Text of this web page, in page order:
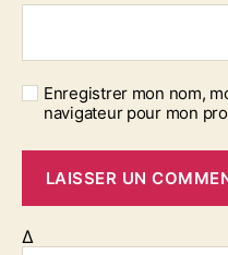
Enregistrer mon nom,
navigateur pour mon
Δ